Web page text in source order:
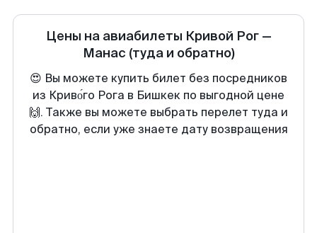
Цены на авиабилеты Кривой Рог—
Манас (туда и обратно)
😍 Вы можете купить билет без посредников
из Криво́го Рога в Бишкек по выгодной цене
🙌. Также вы можете выбрать перелет туда и
обратно, если уже знаете дату возвращения